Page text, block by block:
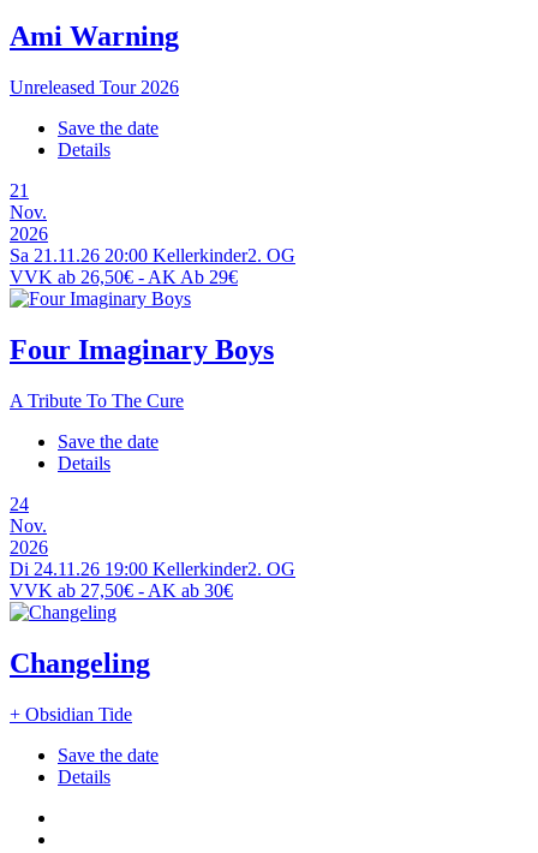
Ami Warning
Unreleased Tour 2026
Save the date
Details
21
Nov.
2026
Sa 21.11.26 20:00 Kellerkinder2. OG
VVK ab 26,50€ - AK Ab 29€
Four Imaginary Boys
A Tribute To The Cure
Save the date
Details
24
Nov.
2026
Di 24.11.26 19:00 Kellerkinder2. OG
VVK ab 27,50€ - AK ab 30€
Changeling
+ Obsidian Tide
Save the date
Details